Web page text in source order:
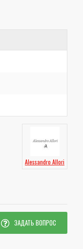
Alessandro Allori
ЗАДАТЬ ВОПРОС